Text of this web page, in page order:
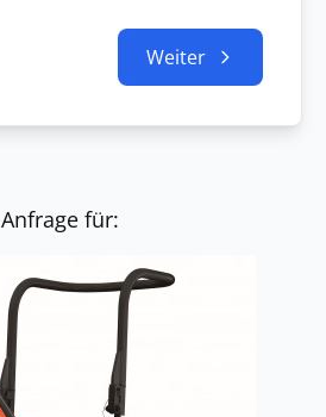
Weiter
Anfrage für: